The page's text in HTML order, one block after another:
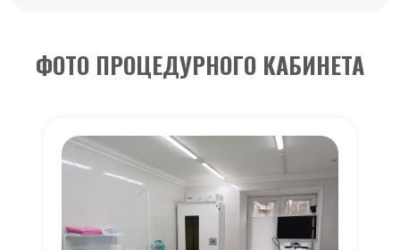
ФОТО ПРОЦЕДУРНОГО КАБИНЕТА